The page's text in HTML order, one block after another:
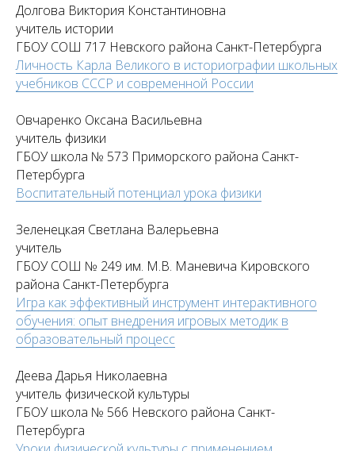
Долгова Виктория Константиновна
учитель истории
ГБОУ СОШ 717 Невского района Санкт-Петербурга
Личность Карла Великого в историографии школьных
учебников СССР и современной России
Овчаренко Оксана Васильевна
учитель физики
ГБОУ школа № 573 Приморского района Санкт-
Петербурга
Воспитательный потенциал урока физики
Зеленецкая Светлана Валерьевна
учитель
ГБОУ СОШ № 249 им. М.В. Маневича Кировского
района Санкт-Петербурга
Игра как эффективный инструмент интерактивного
обучения: опыт внедрения игровых методик в
образовательный процесс
Деева Дарья Николаевна
учитель физической культуры
ГБОУ школа № 566 Невского района Санкт-
Петербурга